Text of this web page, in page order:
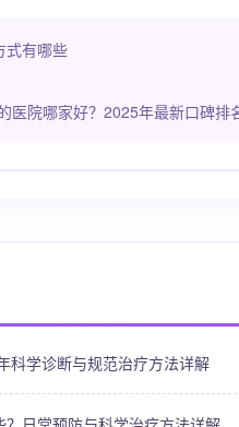
式有哪些
医院哪家好？2025年最新口碑排
科学诊断与规范治疗方法详解